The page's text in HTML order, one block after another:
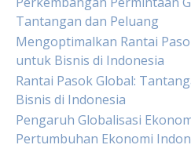
Tantangan dan Peluang
Mengoptimalkan Rantai
untuk Bisnis di Indonesia
Rantai Pasok Global:
Bisnis di Indonesia
Pengaruh Globalisasi
Pertumbuhan Ekonomi